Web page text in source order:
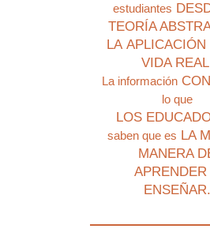
estudiantes
TEORÍA
LA APLICACIÓN
VIDA
La información
lo que
LOS
saben que es LA
MANERA
APRENDER
ENSEÑAR.